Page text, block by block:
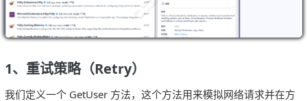
1、 重试策略（Retry）
我们定义一个 GetUser 方法，这个方法用来模拟网络请求并在方